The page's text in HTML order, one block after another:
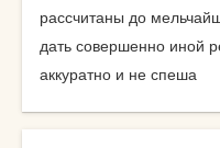
рассчитаны до
дать совершенно иной
аккуратно и не спеша